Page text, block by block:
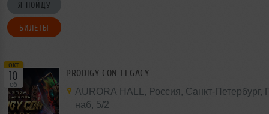
Я ПОЙДУ
БИЛЕТЫ
окт
10
сб
PRODIGY CON LEGACY
AURORA HALL , Россия , Санкт-Петербург,
наб, 5/2